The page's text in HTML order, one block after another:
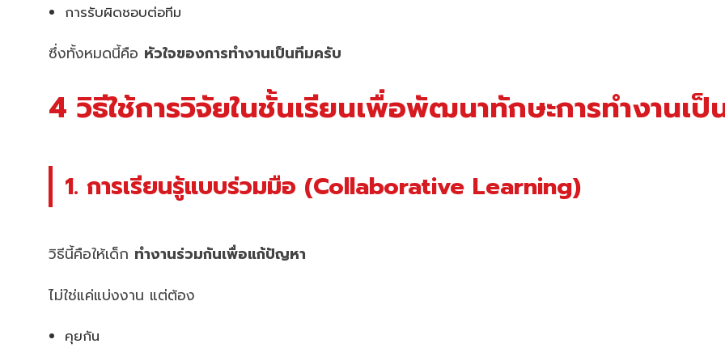
การรับผิดชอบต่อทีม
ซึ่งทั้งหมดนี้คือ หัวใจของการทำงานเป็นทีมครับ
4 วิธีใช้การวิจัยในชั้นเรียนเพื่อพัฒนาทักษะการทำงานเ
1. การเรียนรู้แบบร่วมมือ (Collaborative Learning)
วิธีนี้คือให้เด็ก ทำงานร่วมกันเพื่อแก้ปัญหา
ไม่ใช่แค่แบ่งงาน แต่ต้อง
คุยกัน